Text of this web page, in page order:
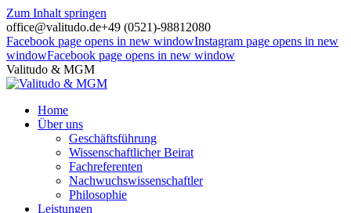
Zum Inhalt springen
office@valitudo.de+49 (0521)-98812080
Facebook page opens in new windowInstagram page opens in new
windowFacebook page opens in new window
Valitudo & MGM
Home
Über uns
Geschäftsführung
Wissenschaftlicher Beirat
Fachreferenten
Nachwuchswissenschaftler
Philosophie
Leistungen